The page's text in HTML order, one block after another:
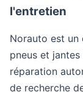
l'entretien
Norauto est un
pneus et
réparation
de recherche